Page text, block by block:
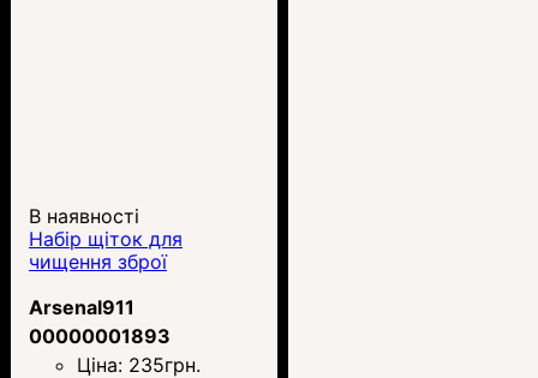
В наявності
Набір щіток для
чищення зброї
Arsenal911
00000001893
Ціна: 235грн.